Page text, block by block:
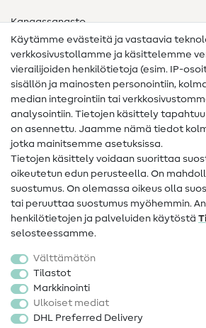
Kangassanasto
Ompelusanasto
Ompeluohjeet
Apua ja yhteystiedot
Yhteystiedot
Tietoa omistajanvaihdoksesta
Peruutusoikeus
Suosittu
Kankaat
Ompelutarvikkeet
Ale
Käytämme evästeitä ja vastaavia
verkkosivustollamme ja käsittelemme
vierailijoiden henkilötietoja (esim. IP-
sisällön ja mainosten personointiin,
median integrointiin tai
analysointiin. Tietojen käsittely
on asennettu. Jaamme nämä tiedot
jotka mainitsemme asetuksissa.
Tietojen käsittely voidaan suorittaa
oikeutetun edun perusteella. On
suostumus. On olemassa oikeus olla
tai peruuttaa suostumus myöhemmin.
henkilötietojen ja palveluiden käytöstä
selosteessamme.
Välttämätön
Tilastot
Markkinointi
Ulkoiset mediat
DHL Preferred Delivery